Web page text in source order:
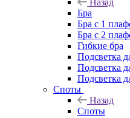
Назад
Бра
Бра с 1
Бра с 2
Гибкие бра
Подсветка
Подсветка
Подсветка
Споты
Назад
Споты